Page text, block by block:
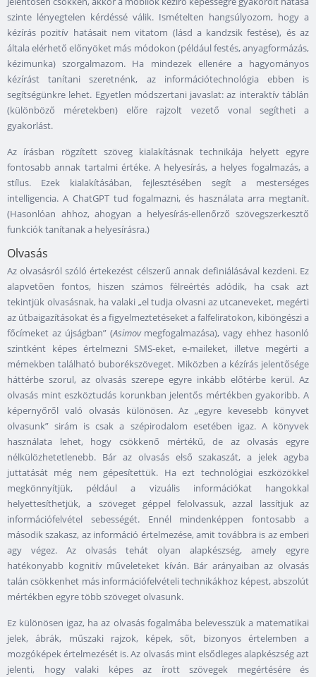
szinte lényegtelen kérdéssé válik. Ismételten hangsúlyozom, hogy a
kézírás pozitív hatásait nem vitatom (lásd a kandzsik festése), és az
általa elérhető előnyöket más módokon (például festés, anyagformázás,
kézimunka) szorgalmazom. Ha mindezek ellenére a hagyományos
kézírást tanítani szeretnénk, az információtechnológia ebben is
segítségünkre lehet. Egyetlen módszertani javaslat: az interaktív táblán
(különböző méretekben) előre rajzolt vezető vonal segítheti a
gyakorlást.
Az írásban rögzített szöveg kialakításnak technikája helyett egyre
fontosabb annak tartalmi értéke. A helyesírás, a helyes fogalmazás, a
stílus. Ezek kialakításában, fejlesztésében segít a mesterséges
intelligencia. A ChatGPT tud fogalmazni, és használata arra megtanít.
(Hasonlóan ahhoz, ahogyan a helyesírás-ellenőrző szövegszerkesztő
funkciók tanítanak a helyesírásra.)
Olvasás
Az olvasásról szóló értekezést célszerű annak definiálásával kezdeni. Ez
alapvetően fontos, hiszen számos félreértés adódik, ha csak azt
tekintjük olvasásnak, ha valaki „el tudja olvasni az utcaneveket, megérti
az útbaigazításokat és a figyelmeztetéseket a falfeliratokon, kiböngészi a
főcímeket az újságban” (Asimovmegfogalmazása), vagy ehhez hasonló
szintként képes értelmezni SMS-eket, e-maileket, illetve megérti a
mémekben található buborékszöveget. Miközben a kézírás jelentősége
háttérbe szorul, az olvasás szerepe egyre inkább előtérbe kerül. Az
olvasás mint eszköztudás korunkban jelentős mértékben gyakoribb. A
képernyőről való olvasás különösen. Az „egyre kevesebb könyvet
olvasunk” sirám is csak a szépirodalom esetében igaz. A könyvek
használata lehet, hogy csökkenő mértékű, de az olvasás egyre
nélkülözhetetlenebb. Bár az olvasás első szakaszát, a jelek agyba
juttatását még nem gépesítettük. Ha ezt technológiai eszközökkel
megkönnyítjük, például a vizuális információkat hangokkal
helyettesíthetjük, a szöveget géppel felolvassuk, azzal lassítjuk az
információfelvétel sebességét. Ennél mindenképpen fontosabb a
második szakasz, az információ értelmezése, amit továbbra is az emberi
agy végez. Az olvasás tehát olyan alapkészség, amely egyre
hatékonyabb kognitív műveleteket kíván. Bár arányaiban az olvasás
talán csökkenhet más információfelvételi technikákhoz képest, abszolút
mértékben egyre több szöveget olvasunk.
Ez különösen igaz, ha az olvasás fogalmába belevesszük a matematikai
jelek, ábrák, műszaki rajzok, képek, sőt, bizonyos értelemben a
mozgóképek értelmezését is. Az olvasás mint elsődleges alapkészség azt
jelenti, hogy valaki képes az írott szövegek megértésére és